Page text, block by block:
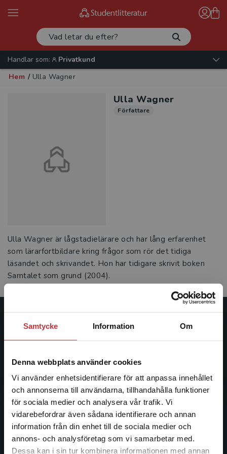
Samtycke Information Om
Denna webbplats använder cookies
Vi använder enhetsidentifierare för att anpassa innehållet
och annonserna till användarna, tillhandahålla funktioner
för sociala medier och analysera vår trafik. Vi
vidarebefordrar även sådana identifierare och annan
information från din enhet till de sociala medier och
annons- och analysföretag som vi samarbetar med.
Dessa kan i sin tur kombinera informationen med annan
Begränsad fraktregion
Handlar som:
Privatkund
Hem / Ulla Wagner
Ulla Wagner
Författare
Ulla Wagner är lågstadielärare och har lång erfarenhet
som lärarfortbildare kring frågor som rör det tidiga
läsandet och skrivandet. Hon har tidigare skrivit boken
Samtalet som grund (2004).
Studentlitteratur
ledande utbildningsförlag. Med läromedel, kurslitteratur,
informationstjänster i utbudet, finns Studentlitteratur med
längs hela kunskapsresan.
Kontakta oss
Kontakta oss